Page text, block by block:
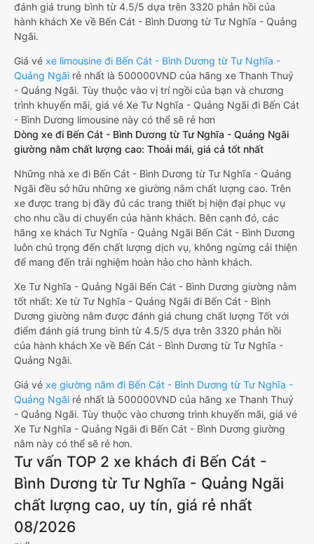
đánh giá trung bình từ 4.5/5 dựa trên 3320 phản hồi của
hành khách Xe về Bến Cát - Bình Dương từ Tư Nghĩa - Quảng
Ngãi.
Giá vé xe limousine đi Bến Cát - Bình Dương từ Tư Nghĩa -
Quảng Ngãi rẻ nhất là 500000VND của hãng xe Thanh Thuỷ
- Quảng Ngãi. Tùy thuộc vào vị trí ngồi của bạn và chương
trình khuyến mãi, giá vé Xe Tư Nghĩa - Quảng Ngãi đi Bến Cát
- Bình Dương limousine này có thể sẽ rẻ hơn
Dòng xe đi Bến Cát - Bình Dương từ Tư Nghĩa - Quảng Ngãi
giường nằm chất lượng cao: Thoải mái, giá cả tốt nhất
Những nhà xe đi Bến Cát - Bình Dương từ Tư Nghĩa - Quảng
Ngãi đều sở hữu những xe giường nằm chất lượng cao. Trên
xe được trang bị đầy đủ các trang thiết bị hiện đại phục vụ
cho nhu cầu di chuyển của hành khách. Bên cạnh đó, các
hãng xe khách Tư Nghĩa - Quảng Ngãi Bến Cát - Bình Dương
luôn chú trọng đến chất lượng dịch vụ, không ngừng cải thiện
để mang đến trải nghiệm hoàn hảo cho hành khách.
Xe Tư Nghĩa - Quảng Ngãi Bến Cát - Bình Dương giường nằm
tốt nhất: Xe từ Tư Nghĩa - Quảng Ngãi đi Bến Cát - Bình
Dương giường nằm được đánh giá chung chất lượng Tốt với
điểm đánh giá trung bình từ 4.5/5 dựa trên 3320 phản hồi
của hành khách Xe về Bến Cát - Bình Dương từ Tư Nghĩa -
Quảng Ngãi.
Giá vé xe giường nằm đi Bến Cát - Bình Dương từ Tư Nghĩa -
Quảng Ngãi rẻ nhất là 500000VND của hãng xe Thanh Thuỷ
- Quảng Ngãi. Tùy thuộc vào chương trình khuyến mãi, giá vé
Xe Tư Nghĩa - Quảng Ngãi đi Bến Cát - Bình Dương giường
nằm này có thể sẽ rẻ hơn.
Tư vấn TOP 2 xe khách đi Bến Cát -
Bình Dương từ Tư Nghĩa - Quảng Ngãi
chất lượng cao, uy tín, giá rẻ nhất
08/2026